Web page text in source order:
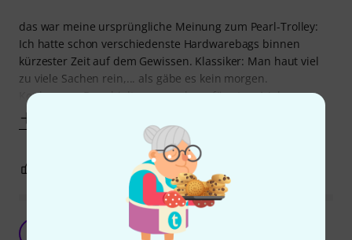
das war meine ursprüngliche Meinung zum Pearl-Trolley:
Ich hatte schon verschiedenste Hardwarebags binnen
kürzester Zeit auf dem Gewissen. Klassiker: Man haut viel
zu viele Sachen rein,... als gäbe es kein morgen.
Konkurrenz-Bags hielten normal nur für etwa 1 Jahr.
BEWERTUNG MELDEN
Rollen ist besser als Tragen!